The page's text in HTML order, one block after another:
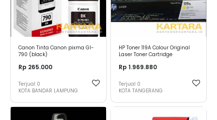
Canon Tinta Canon pixma GI-
790 (black)
Rp 265.000
Terjual 0
KOTA BANDAR LAMPUNG
HP Toner 119A Colour Original
Laser Toner Cartridge
Rp 1.969.880
Terjual 0
KOTA TANGERANG